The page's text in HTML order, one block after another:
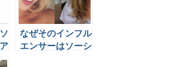
なぜそのインフル
エンサーはソーシ